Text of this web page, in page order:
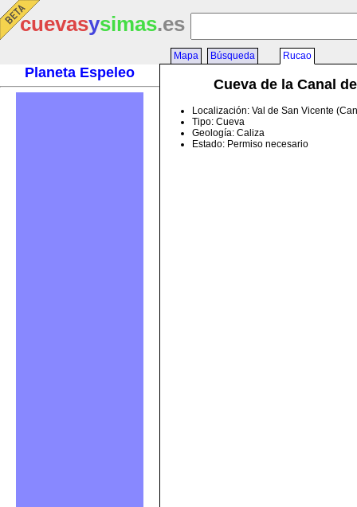
cuevasysimas.es
Planeta Espeleo
Mapa Búsqueda Rucao
Cueva de la Canal
Localización: Val de San Vicente
Tipo: Cueva
Geología: Caliza
Estado: Permiso necesario